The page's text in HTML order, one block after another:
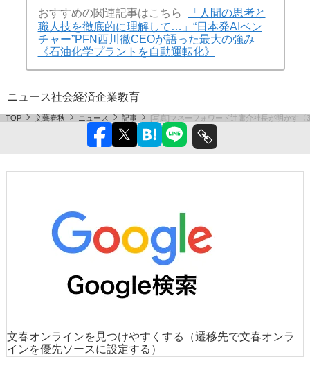
おすすめの関連記事はこちら
「人間の思考と
職人技を徹底的に理解して…」“日本発AIベン
チャー”PFN西川徹CEOが語った最大の強み
《石油化学プラントを自動運転化》
ニュース社会経済企業教育
TOP 文藝春秋 ニュース 記事 [写真]マネーフォワード辻庸介社長が明かす
文春オンラインを見つけやすくする
（遷移先で文春オンラ
インを優先ソースに設定する）